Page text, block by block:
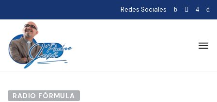
Redes Sociales
RADIO FÓRMULA